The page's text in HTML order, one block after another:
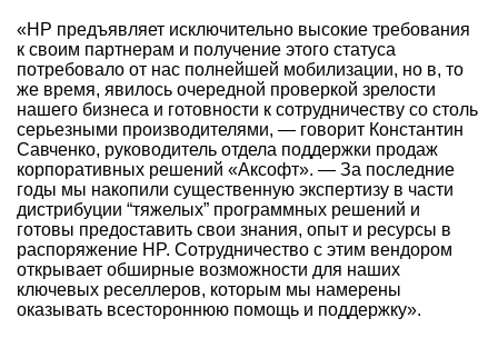
«HP предъявляет исключительно высокие требования
к своим партнерам и получение этого статуса
потребовало от нас полнейшей мобилизации, но в, то
же время, явилось очередной проверкой зрелости
нашего бизнеса и готовности к сотрудничеству со столь
серьезными производителями, — говорит Константин
Савченко, руководитель отдела поддержки продаж
корпоративных решений «Аксофт». — За последние
годы мы накопили существенную экспертизу в части
дистрибуции “тяжелых” программных решений и
готовы предоставить свои знания, опыт и ресурсы в
распоряжение HP. Сотрудничество с этим вендором
открывает обширные возможности для наших
ключевых реселлеров, которым мы намерены
оказывать всестороннюю помощь и поддержку».